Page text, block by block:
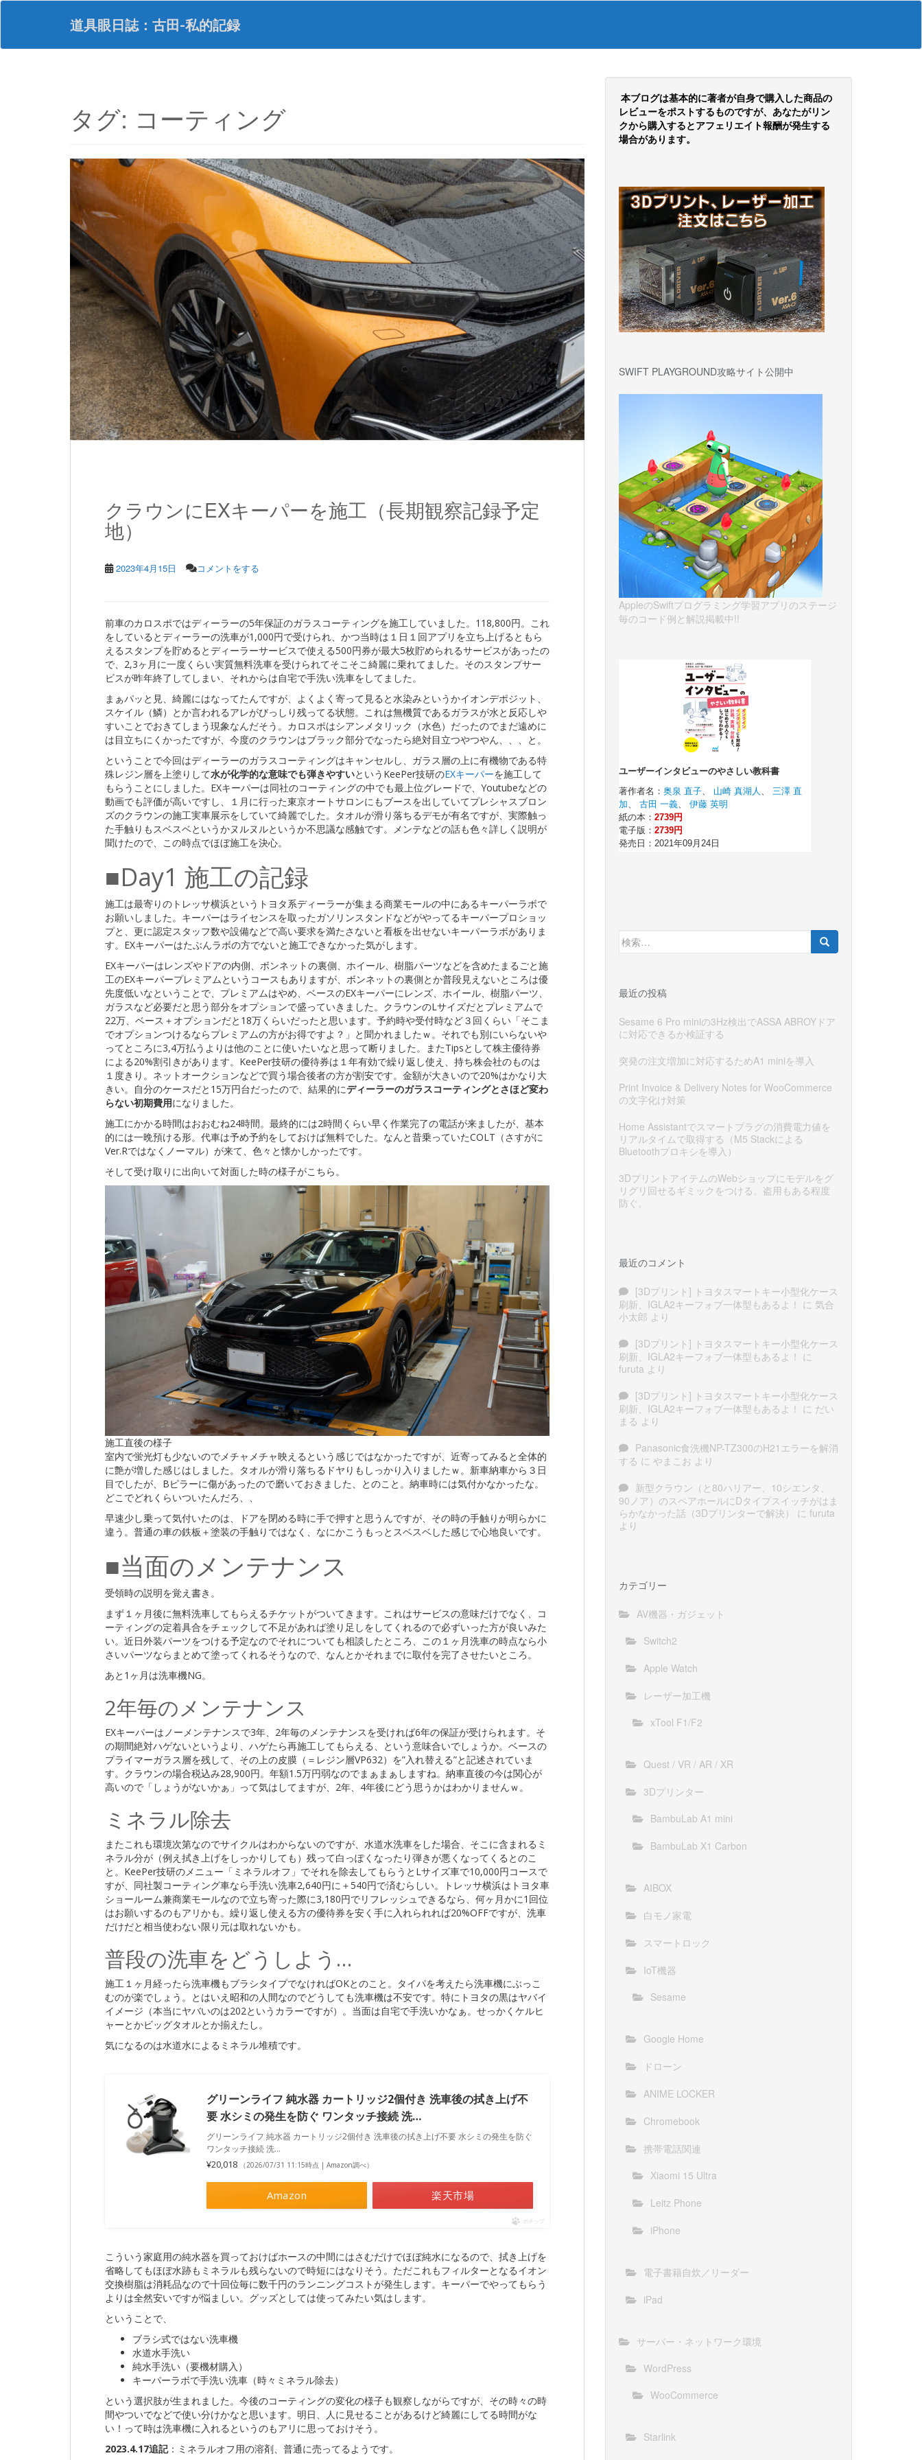
S
p
道具眼日誌：古田-私的記録
タグ: コーティング
クラウンにEXキーパーを施工（長期観察記録予定
地）
2023年4月15日 コメントをする
前車のカロスポではディーラーの5年保証のガラスコーティングを施工していました。118,800円。これ
をしているとディーラーの洗車が1,000円で受けられ、かつ当時は１日１回アプリを立ち上げるともら
えるスタンプを貯めるとディーラーサービスで使える500円券が最大5枚貯められるサービスがあったの
で、2,3ヶ月に一度くらい実質無料洗車を受けられてそこそこ綺麗に乗れてました。そのスタンプサー
ビスが昨年終了してしまい、それからは自宅で手洗い洗車をしてました。
まぁパッと見、綺麗にはなってたんですが、よくよく寄って見ると水染みというかイオンデポジット、
スケイル（鱗）とか言われるアレがびっしり残ってる状態。これは無機質であるガラスが水と反応しや
すいことでおきてしまう現象なんだそう。カロスポはシアンメタリック（水色）だったのでまだ遠めに
は目立ちにくかったですが、今度のクラウンはブラック部分でなったら絶対目立つやつやん、、、と。
ということで今回はディーラーのガラスコーティングはキャンセルし、ガラス層の上に有機物である特
殊レジン層を上塗りして水が化学的な意味でも弾きやすいというKeePer技研のEXキーパーを施工して
もらうことにしました。EXキーパーは同社のコーティングの中でも最上位グレードで、Youtubeなどの
動画でも評価が高いですし、１月に行った東京オートサロンにもブースを出していてプレシャスブロン
ズのクラウンの施工実車展示をしていて綺麗でした。タオルが滑り落ちるデモが有名ですが、実際触っ
た手触りもスベスベというかヌルヌルというか不思議な感触です。メンテなどの話も色々詳しく説明が
聞けたので、この時点でほぼ施工を決心。
■Day1 施工の記録
施工は最寄りのトレッサ横浜というトヨタ系ディーラーが集まる商業モールの中にあるキーパーラボで
お願いしました。キーパーはライセンスを取ったガソリンスタンドなどがやってるキーパープロショッ
プと、更に認定スタッフ数や設備などで高い要求を満たさないと看板を出せないキーパーラボがありま
す。EXキーパーはたぶんラボの方でないと施工できなかった気がします。
EXキーパーはレンズやドアの内側、ボンネットの裏側、ホイール、樹脂パーツなどを含めたまるごと施
工のEXキーパープレミアムというコースもありますが、ボンネットの裏側とか普段見えないところは優
先度低いなということで、プレミアムはやめ、ベースのEXキーパーにレンズ、ホイール、樹脂パーツ、
ガラスなど必要だと思う部分をオプションで盛っていきました。クラウンのLサイズだとプレミアムで
22万、ベース＋オプションだと18万くらいだったと思います。予約時や受付時など３回くらい「そこま
でオプションつけるならプレミアムの方がお得ですよ？」と聞かれましたｗ。それでも別にいらないや
ってところに3,4万払うよりは他のことに使いたいなと思って断りました。またTipsとして株主優待券
による20%割引きがあります。KeePer技研の優待券は１年有効で繰り返し使え、持ち株会社のものは
１度きり。ネットオークションなどで買う場合後者の方が割安です。金額が大きいので20%はかなり大
きい。自分のケースだと15万円台だったので、結果的にディーラーのガラスコーティングとさほど変わ
らない初期費用になりました。
施工にかかる時間はおおむね24時間。最終的には2時間くらい早く作業完了の電話が来ましたが、基本
的には一晩預ける形。代車は予め予約をしておけば無料でした。なんと昔乗っていたCOLT（さすがに
Ver.Rではなくノーマル）が来て、色々と懐かしかったです。
そして受け取りに出向いて対面した時の様子がこちら。
施工直後の様子
室内で蛍光灯も少ないのでメチャメチャ映えるという感じではなかったですが、近寄ってみると全体的
に艶が増した感じはしました。タオルが滑り落ちるドヤりもしっかり入りましたｗ。新車納車から３日
目でしたが、Bピラーに傷があったので磨いておきました、とのこと。納車時には気付かなかったな。
どこでどれくらいついたんだろ、、
早速少し乗って気付いたのは、ドアを閉める時に手で押すと思うんですが、その時の手触りが明らかに
違う。普通の車の鉄板＋塗装の手触りではなく、なにかこうもっとスベスベした感じで心地良いです。
■当面のメンテナンス
受領時の説明を覚え書き。
まず１ヶ月後に無料洗車してもらえるチケットがついてきます。これはサービスの意味だけでなく、コ
ーティングの定着具合をチェックして不足があれば塗り足しをしてくれるので必ずいった方が良いみた
い。近日外装パーツをつける予定なのでそれについても相談したところ、この１ヶ月洗車の時点なら小
さいパーツならまとめて塗ってくれるそうなので、なんとかそれまでに取付を完了させたいところ。
あと1ヶ月は洗車機NG。
2年毎のメンテナンス
EXキーパーはノーメンテナンスで3年、2年毎のメンテナンスを受ければ6年の保証が受けられます。そ
の期間絶対ハゲないというより、ハゲたら再施工してもらえる、という意味合いでしょうか。ベースの
プライマーガラス層を残して、その上の皮膜（＝レジン層VP632）を”入れ替える”と記述されていま
す。クラウンの場合税込み28,900円。年額1.5万円弱なのでまぁまぁしますね。納車直後の今は関心が
高いので「しょうがないかぁ」って気はしてますが、2年、4年後にどう思うかはわかりませんｗ。
ミネラル除去
またこれも環境次第なのでサイクルはわからないのですが、水道水洗車をした場合、そこに含まれるミ
ネラル分が（例え拭き上げをしっかりしても）残って白っぽくなったり弾きが悪くなってくるとのこ
と。KeePer技研のメニュー「ミネラルオフ」でそれを除去してもらうとLサイズ車で10,000円コースで
すが、同社製コーティング車なら手洗い洗車2,640円に＋540円で済むらしい。トレッサ横浜はトヨタ車
ショールーム兼商業モールなので立ち寄った際に3,180円でリフレッシュできるなら、何ヶ月かに1回位
はお願いするのもアリかも。繰り返し使える方の優待券を安く手に入れられれば20%OFFですが、洗車
だけだと相当使わない限り元は取れないかも。
普段の洗車をどうしよう…
施工１ヶ月経ったら洗車機もブラシタイプでなければOKとのこと。タイパを考えたら洗車機にぶっこ
むのが楽でしょう。とはいえ昭和の人間なのでどうしても洗車機は不安です。特にトヨタの黒はヤバイ
イメージ（本当にヤバいのは202というカラーですが）。当面は自宅で手洗いかなぁ。せっかくケルヒ
ャーとかビッグタオルとか揃えたし。
気になるのは水道水によるミネラル堆積です。
グリーンライフ 純水器 カートリッジ2個付き 洗車後の拭き上げ不
要 水シミの発生を防ぐ ワンタッチ接続 洗…
グリーンライフ 純水器 カートリッジ2個付き 洗車後の拭き上げ不要 水シミの発生を防ぐ
ワンタッチ接続 洗…
¥20,018 （2026/07/31 11:15時点 | Amazon調べ）
Amazon 楽天市場
ポチップ
こういう家庭用の純水器を買っておけばホースの中間にはさむだけでほぼ純水になるので、拭き上げを
省略してもほぼ水跡もミネラルも残らないので時短にはなりそう。ただこれもフィルターとなるイオン
交換樹脂は消耗品なので十回位毎に数千円のランニングコストが発生します。キーパーでやってもらう
よりは全然安いですが悩ましい。グッズとしては使ってみたい気はします。
ということで、
ブラシ式ではない洗車機
水道水手洗い
純水手洗い（要機材購入）
キーパーラボで手洗い洗車（時々ミネラル除去）
という選択肢が生まれました。今後のコーティングの変化の様子も観察しながらですが、その時々の時
間やついでなどで使い分けかなと思います。明日、人に見せることがあるけど綺麗にしてる時間がな
い！って時は洗車機に入れるというのもアリに思っておけそう。
2023.4.17追記：ミネラルオフ用の溶剤、普通に売ってるようです。
本ブログは基本的に著者が自身で購入した商品の
レビューをポストするものですが、あなたがリン
クから購入するとアフェリエイト報酬が発生する
場合があります。
SWIFT PLAYGROUND攻略サイト公開中
AppleのSwiftプログラミング学習アプリのステージ
毎のコード例と解説掲載中!!
検
索:
最近の投稿
Sesame 6 Pro miniの3Hz検出でASSA ABROYドア
に対応できるか検証する
突発の注文増加に対応するためA1 miniを導入
Print Invoice & Delivery Notes for WooCommerce
の文字化け対策
Home Assistantでスマートプラグの消費電力値を
リアルタイムで取得する（M5 Stackによる
Bluetoothプロキシを導入）
3DプリントアイテムのWebショップにモデルをグ
リグリ回せるギミックをつける。盗用もある程度
防ぐ。
最近のコメント
[3Dプリント] トヨタスマートキー小型化ケース
刷新、IGLA2キーフォブ一体型もあるよ！ に 気合
小太郎 より
[3Dプリント] トヨタスマートキー小型化ケース
刷新、IGLA2キーフォブ一体型もあるよ！ に
furuta より
[3Dプリント] トヨタスマートキー小型化ケース
刷新、IGLA2キーフォブ一体型もあるよ！ に だい
まる より
Panasonic食洗機NP-TZ300のH21エラーを解消
する に やまこお より
新型クラウン（と80ハリアー、10シエンタ、
90ノア）のスペアホールにDタイプスイッチがはま
らかなかった話（3Dプリンターで解決）
に furuta
より
カテゴリー
AV機器・ガジェット
Switch2
Apple Watch
レーザー加工機
xTool F1/F2
Quest / VR / AR / XR
3Dプリンター
BambuLab A1 mini
BambuLab X1 Carbon
AIBOX
白モノ家電
スマートロック
IoT機器
Sesame
Google Home
ドローン
ANIME LOCKER
Chromebook
携帯電話関連
Xiaomi 15 Ultra
Leitz Phone
iPhone
電子書籍自炊／リーダー
iPad
サーバー・ネットワーク環境
WordPress
WooCommerce
Starlink